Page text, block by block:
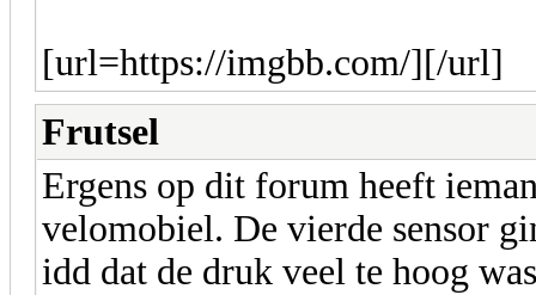
[url=https://imgbb.com/][/url]
Frutsel
Ergens op dit forum heeft
velomobiel. De vierde sensor
idd dat de druk veel te hoog